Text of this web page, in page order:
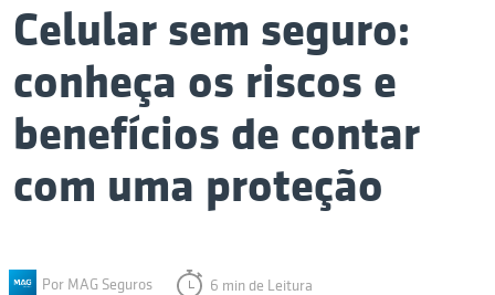
Celular sem seguro:
conheça os riscos e
benefícios de contar
com uma proteção
Por MAG Seguros 6 min de Leitura